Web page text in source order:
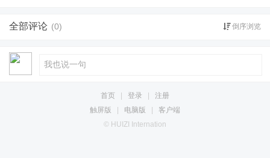
全部评论 (0) 倒序浏览
首页 登录
注册
触屏版
电脑版
客户端
© HUIZI Internation